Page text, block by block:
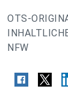
OTS-
NFW